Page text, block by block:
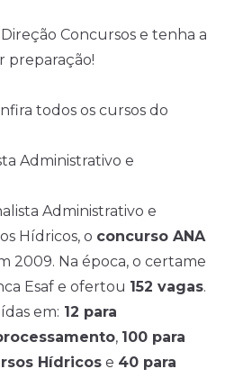
Concursos e tenha a
preparação!
todos os cursos do
Administrativo e
Administrativo e
Hídricos, o concurso ANA
2009. Na época, o certame
Esaf e ofertou 152 vagas.
em: 12 para
, 100 para
Hídricos e 40 para